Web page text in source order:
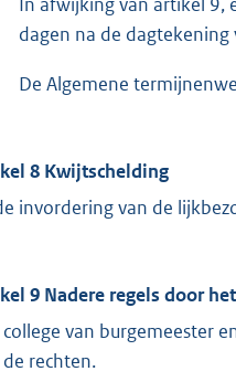
dagen na de
De Algemene
8 Kwijtschelding
invordering van de
9 Nadere regels door
van burgemeester
rechten.